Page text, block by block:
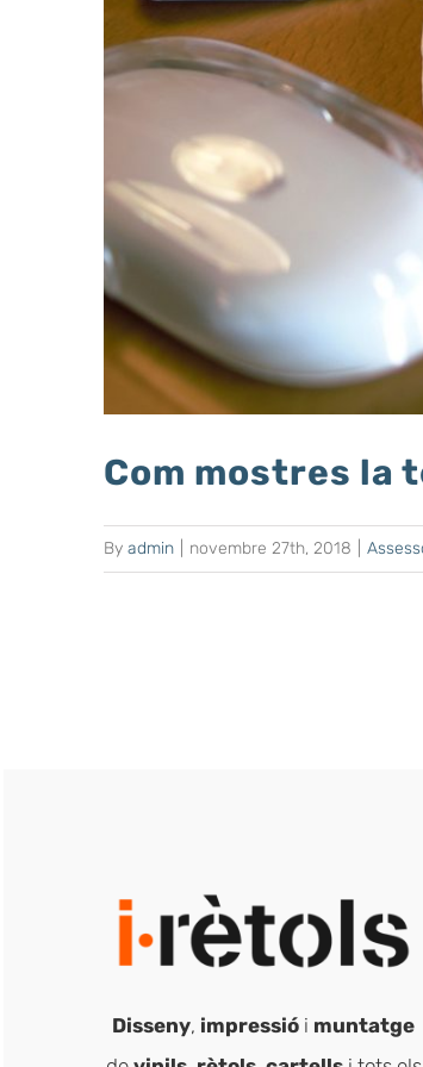
Com mostres la
By admin novembre 27th, 2018
Disseny, impressió i muntatge